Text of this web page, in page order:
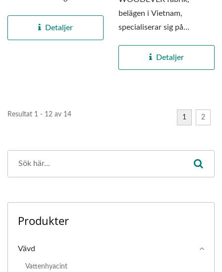
hantverkskonst....
Detaljer
belägen i Vietnam,
specialiserar sig på
handgjorda...Detaljer
Resultat 1 - 12 av 14 1 2
Produkter
Vävd
Vattenhyacint